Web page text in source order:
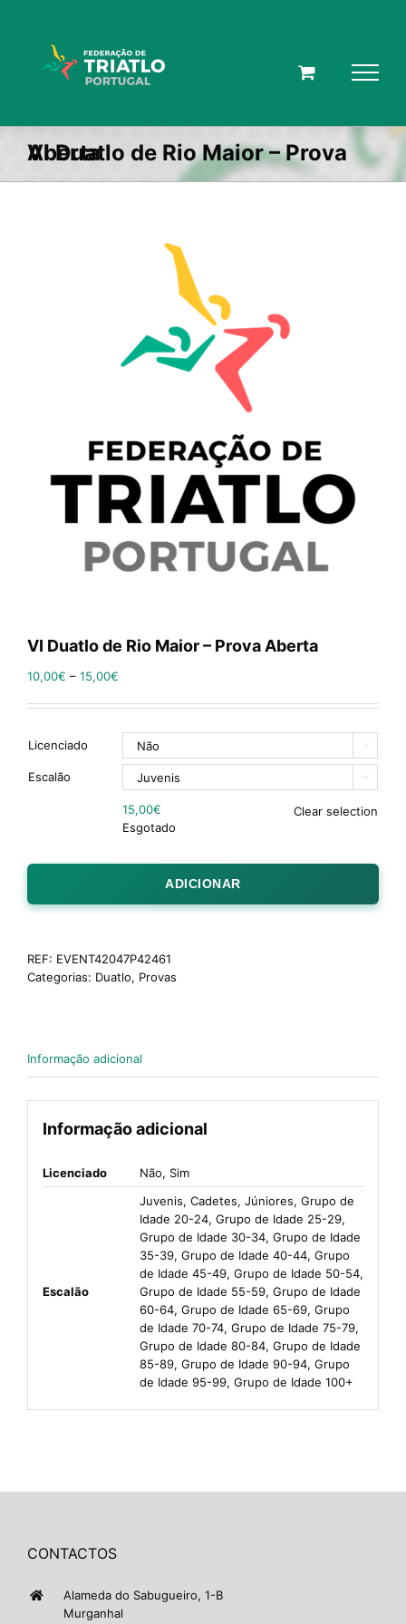
VI Duatlo de Rio Maior – Prova Aberta
VI Duatlo de Rio Maior – Prova Aberta
10,00€ – 15,00€
Licenciado 
Escalão 
15,00€
Esgotado
Clear selection
ADICIONAR
REF: EVENT42047P42461
Categorias: Duatlo, Provas
Informação adicional
Informação adicional
Licenciado Não, Sim
Escalão
Juvenis, Cadetes, Júniores, Grupo de
Idade 20-24, Grupo de Idade 25-29,
Grupo de Idade 30-34, Grupo de Idade
35-39, Grupo de Idade 40-44, Grupo
de Idade 45-49, Grupo de Idade 50-54,
Grupo de Idade 55-59, Grupo de Idade
60-64, Grupo de Idade 65-69, Grupo
de Idade 70-74, Grupo de Idade 75-79,
Grupo de Idade 80-84, Grupo de Idade
85-89, Grupo de Idade 90-94, Grupo
de Idade 95-99, Grupo de Idade 100+
CONTACTOS
Alameda do Sabugueiro, 1-B
Murganhal